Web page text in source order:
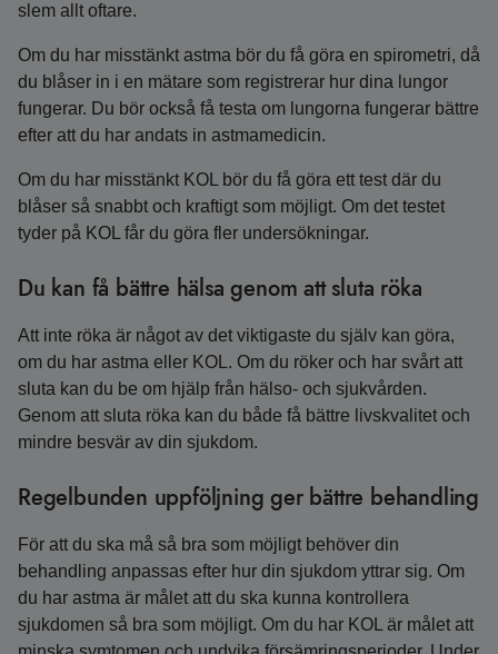
slem allt oftare.
Om du har misstänkt astma bör du få göra en spirometri, då
du blåser in i en mätare som registrerar hur dina lungor
fungerar. Du bör också få testa om lungorna fungerar bättre
efter att du har andats in astmamedicin.
Om du har misstänkt KOL bör du få göra ett test där du
blåser så snabbt och kraftigt som möjligt. Om det testet
tyder på KOL får du göra fler undersökningar.
Du kan få bättre hälsa genom att sluta röka
Att inte röka är något av det viktigaste du själv kan göra,
om du har astma eller KOL. Om du röker och har svårt att
sluta kan du be om hjälp från hälso- och sjukvården.
Genom att sluta röka kan du både få bättre livskvalitet och
mindre besvär av din sjukdom.
Regelbunden uppföljning ger bättre behandling
För att du ska må så bra som möjligt behöver din
behandling anpassas efter hur din sjukdom yttrar sig. Om
du har astma är målet att du ska kunna kontrollera
sjukdomen så bra som möjligt. Om du har KOL är målet att